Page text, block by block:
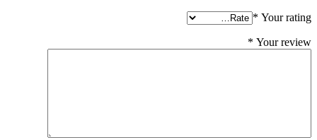
Your rating
*
Your review
*